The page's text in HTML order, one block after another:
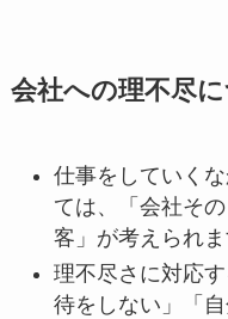
会社への理不尽
仕事をしていく
ては、「会社そ
客」が考えられま
理不尽さに対応
待をしない」「